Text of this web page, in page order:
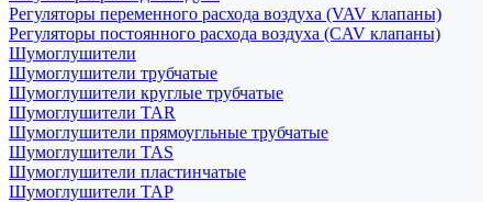
Регуляторы переменного расхода воздуха (VAV клапаны)
Регуляторы постоянного расхода воздуха (CAV клапаны)
Шумоглушители
Шумоглушители трубчатые
Шумоглушители круглые трубчатые
Шумоглушители TAR
Шумоглушители прямоугльные трубчатые
Шумоглушители TAS
Шумоглушители пластинчатые
Шумоглушители TAP